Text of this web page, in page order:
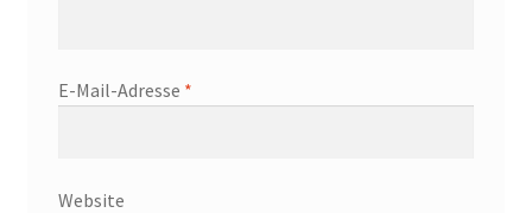
E-Mail-Adresse *
Website